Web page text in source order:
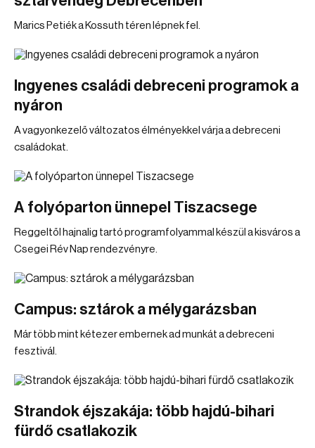
Marics Petiék a Kossuth téren lépnek fel.
Ingyenes családi debreceni programok a
nyáron
A vagyonkezelő változatos élményekkel várja a debreceni
családokat.
A folyóparton ünnepel Tiszacsege
Reggeltől hajnalig tartó programfolyammal készül a kisváros a
Csegei Rév Nap rendezvényre.
Campus: sztárok a mélygarázsban
Már több mint kétezer embernek ad munkát a debreceni
fesztivál.
Strandok éjszakája: több hajdú-bihari
fürdő csatlakozik